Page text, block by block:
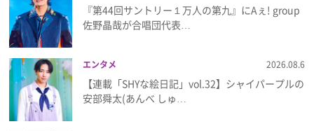
インタビュー
フィルム
Emoメン
『第44回サントリー１万人の第九』にAぇ! group
佐野晶哉が合唱団代表…
エンタメ 2026.08.6
【連載「SHYな絵日記」vol.32】シャイパープルの
安部舜太(あんべ しゅ…